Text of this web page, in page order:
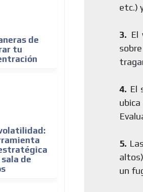
de
tu
de
etc.)
3. El
4. El
5.
un